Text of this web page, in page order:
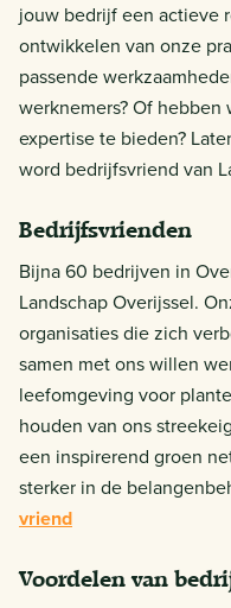
jouw bedrijf een actieve
ontwikkelen van onze
passende
werknemers? Of
expertise te bieden?
word bedrijfsvriend van
Bedrijfsvrienden
Bijna 60 bedrijven in
Landschap Overijssel.
organisaties die zich
samen met ons willen
leefomgeving voor
houden van ons
een inspirerend groen
sterker in de
vriend
Voordelen van